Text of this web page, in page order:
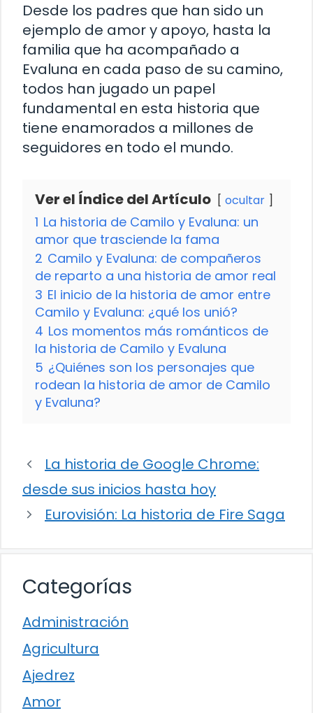
Desde los padres que han sido un
ejemplo de amor y apoyo, hasta la
familia que ha acompañado a
Evaluna en cada paso de su camino,
todos han jugado un papel
fundamental en esta historia que
tiene enamorados a millones de
seguidores en todo el mundo.
Ver el Índice del Artículo ocultar
1 La historia de Camilo y Evaluna: un
amor que trasciende la fama
2 Camilo y Evaluna: de compañeros
de reparto a una historia de amor real
3 El inicio de la historia de amor entre
Camilo y Evaluna: ¿qué los unió?
4 Los momentos más románticos de
la historia de Camilo y Evaluna
5 ¿Quiénes son los personajes que
rodean la historia de amor de Camilo
y Evaluna?
La historia de Google Chrome:
desde sus inicios hasta hoy
Eurovisión: La historia de Fire Saga
Categorías
Administración
Agricultura
Ajedrez
Amor